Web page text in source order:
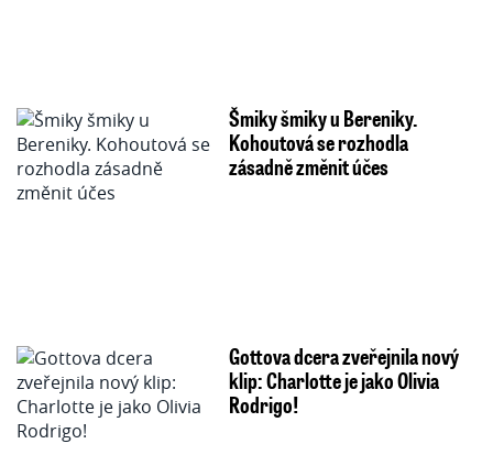
Šmiky šmiky u Bereniky.
Kohoutová se rozhodla
zásadně změnit účes
Gottova dcera zveřejnila nový
klip: Charlotte je jako Olivia
Rodrigo!